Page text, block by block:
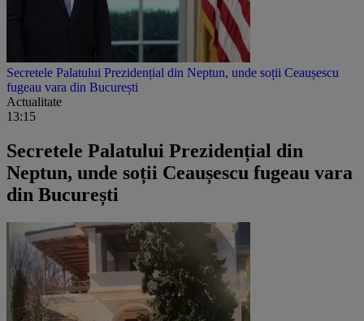
Secretele Palatului Prezidențial din Neptun, unde soții Ceaușescu
fugeau vara din București
Actualitate
13:15
Secretele Palatului Prezidențial din
Neptun, unde soții Ceaușescu fugeau vara
din București